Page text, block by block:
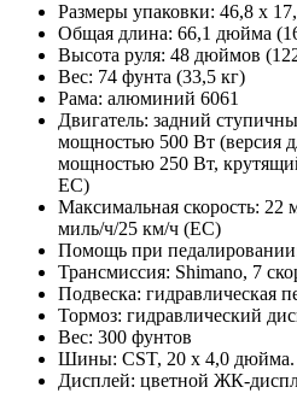
Размеры упаковки: 46,8 х
Общая длина: 66,1 дюйма
Высота руля: 48 дюймов
Вес: 74 фунта (33,5 кг)
Рама: алюминий 6061
Двигатель: задний
мощностью 500 Вт (версия
мощностью 250 Вт,
ЕС)
Максимальная скорость:
миль/ч/25 км/ч (ЕС)
Помощь при
Трансмиссия: Shimano, 7
Подвеска: гидравлическая
Тормоз: гидравлический
Вес: 300 фунтов
Шины: CST, 20 x 4,0 дюйма.
Дисплей: цветной ЖК-